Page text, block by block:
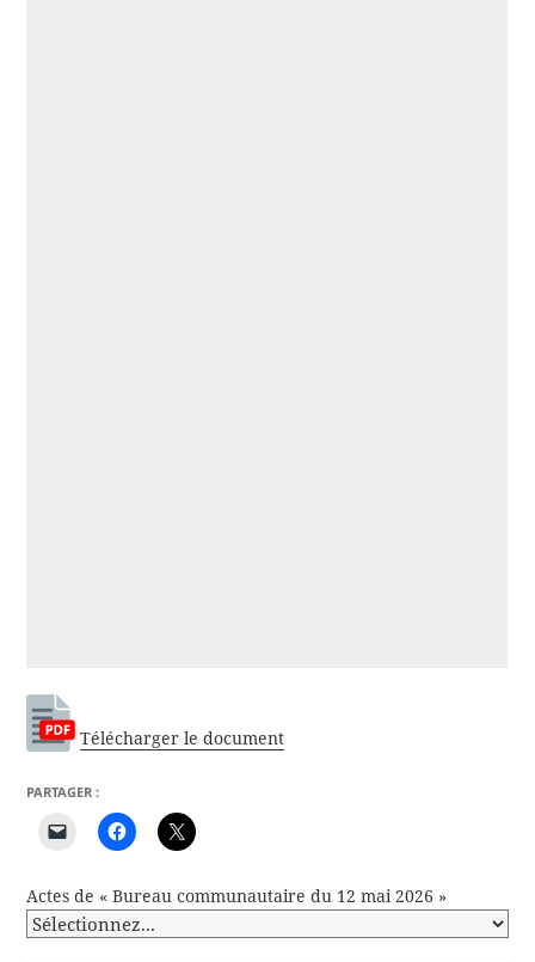
Télécharger le document
PARTAGER :
Actes de « Bureau communautaire du 12 mai 2026 »